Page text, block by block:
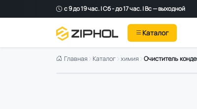
с 9 до 19 час. | Сб - до 17 час. | Вс — выходной
Каталог
Главная Каталог химия Очиститель